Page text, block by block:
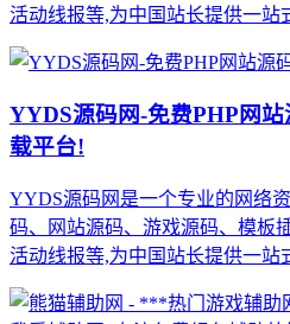
活动线报等,为中国站长提供一站
YYDS源码网-免费PHP网
载平台!
YYDS源码网是一个专业的网络
码、网站源码、游戏源码、模板
活动线报等,为中国站长提供一站